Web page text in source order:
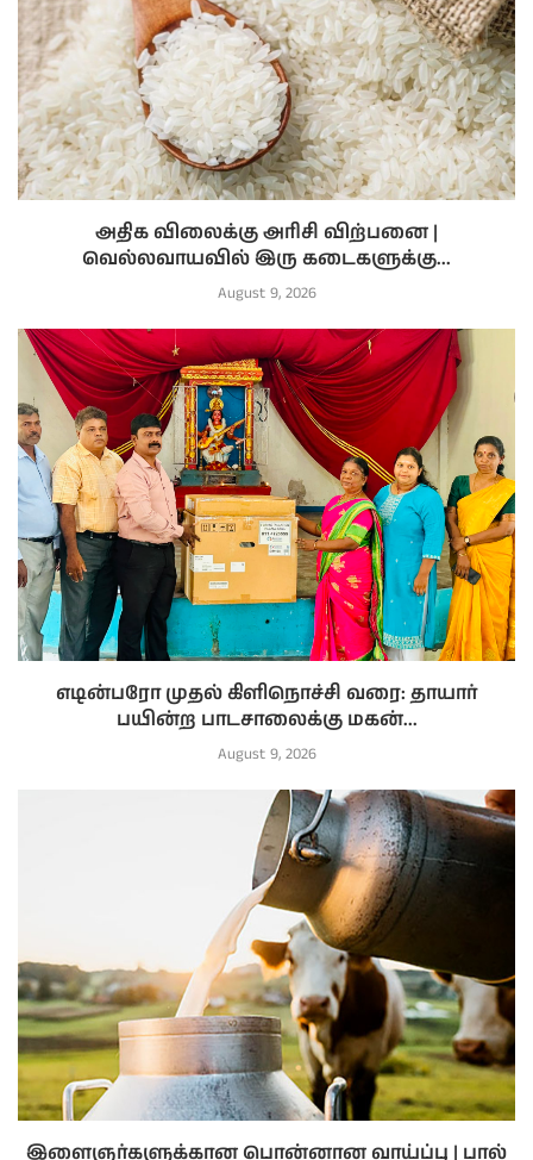
அதிக விலைக்கு அரிசி விற்பனை |
வெல்லவாயவில் இரு கடைகளுக்கு...
August 9, 2026
எடின்பரோ முதல் கிளிநொச்சி வரை: தாயார்
பயின்ற பாடசாலைக்கு மகன்...
August 9, 2026
இளைஞர்களுக்கான பொன்னான வாய்ப்பு | பால்